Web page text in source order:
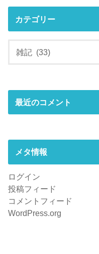
カテゴリー
最近のコメント
メタ情報
ログイン
投稿フィード
コメントフィード
WordPress.org